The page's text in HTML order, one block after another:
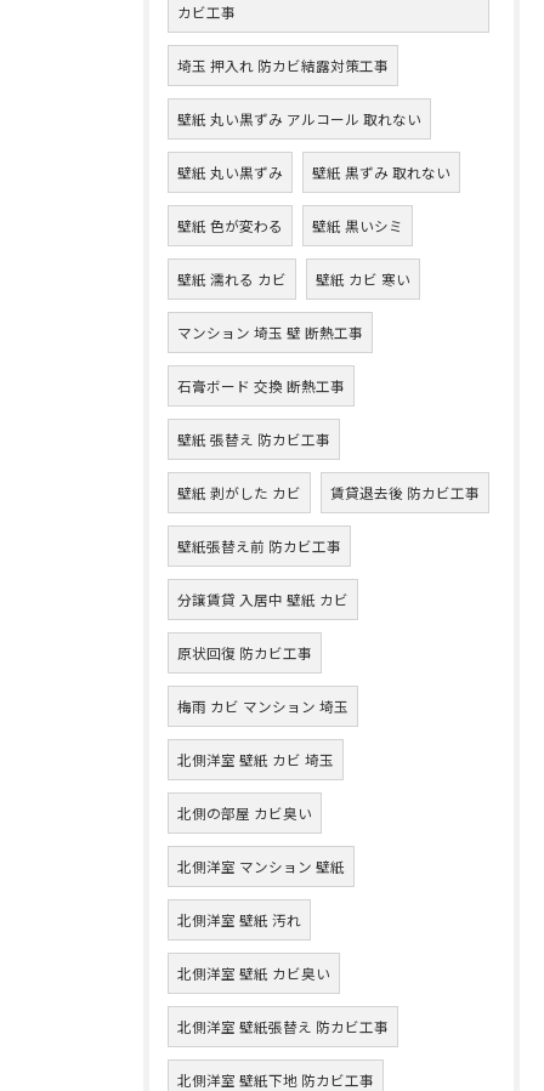
カビ工事
埼玉 押入れ 防カビ結露対策工事
壁紙 丸い黒ずみ アルコール 取れない
壁紙 丸い黒ずみ 壁紙 黒ずみ 取れない
壁紙 色が変わる 壁紙 黒いシミ
壁紙 濡れる カビ 壁紙 カビ 寒い
マンション 埼玉 壁 断熱工事
石膏ボード 交換 断熱工事
壁紙 張替え 防カビ工事
壁紙 剥がした カビ 賃貸退去後 防カビ工事
壁紙張替え前 防カビ工事
分譲賃貸 入居中 壁紙 カビ
原状回復 防カビ工事
梅雨 カビ マンション 埼玉
北側洋室 壁紙 カビ 埼玉
北側の部屋 カビ臭い
北側洋室 マンション 壁紙
北側洋室 壁紙 汚れ
北側洋室 壁紙 カビ臭い
北側洋室 壁紙張替え 防カビ工事
北側洋室 壁紙下地 防カビ工事